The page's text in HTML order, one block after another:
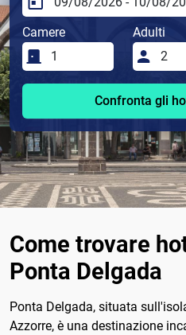
Camere Adulti
Confronta gli
Come trovare
Ponta Delgada
Ponta Delgada, situata
Azzorre, è una destinazione